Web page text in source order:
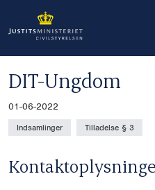
DIT-Ungdom
01-06-2022
Indsamlinger Tilladelse § 3